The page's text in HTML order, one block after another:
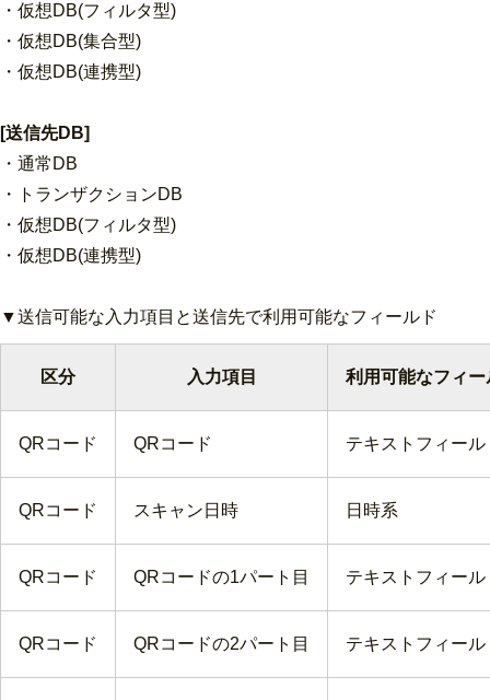
・仮想DB(フィルタ型)
・仮想DB(集合型)
・仮想DB(連携型)
[送信先DB]
・通常DB
・トランザクションDB
・仮想DB(フィルタ型)
・仮想DB(連携型)
▼送信可能な入力項目と送信先で利用可能なフィールド
区分 入力項目 利用可能なフィー
QRコード QRコード テキストフィール
QRコード スキャン日時 日時系
QRコード QRコードの1パート目 テキストフィール
QRコード QRコードの2パート目 テキストフィール